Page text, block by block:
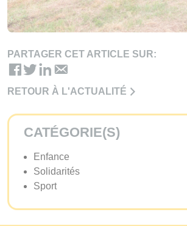
PARTAGER CET ARTICLE SUR:
RETOUR À L'ACTUALITÉ
CATÉGORIE(S)
Enfance
Solidarités
Sport